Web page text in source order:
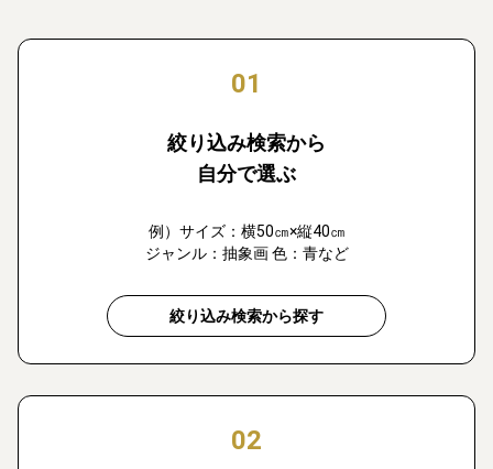
01
絞り込み検索から
自分で選ぶ
例）サイズ：横50㎝×縦40㎝
ジャンル：抽象画 色：青など
絞り込み検索から探す
02